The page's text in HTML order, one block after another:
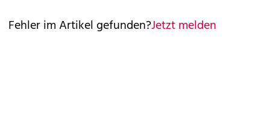
Fehler im Artikel gefunden?Jetzt melden